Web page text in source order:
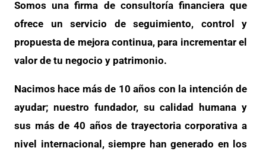
Somos una firma de consultoría financiera que
ofrece un servicio de seguimiento, control y
propuesta de mejora continua, para incrementar el
valor de tu negocio y patrimonio.
Nacimos hace más de 10 años con la intención de
ayudar; nuestro fundador, su calidad humana y
sus más de 40 años de trayectoria corporativa a
nivel internacional, siempre han generado en los